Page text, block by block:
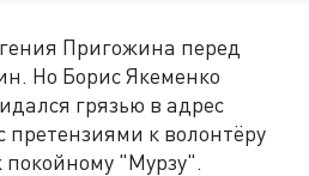
Пригожина перед
Но Борис Якеменко
грязью в адрес
к волонтёру
покойному "Мурзу".